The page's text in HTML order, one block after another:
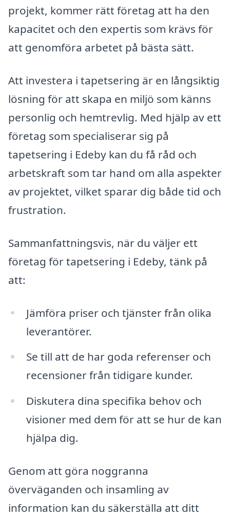
projekt, kommer rätt företag att ha den
kapacitet och den expertis som krävs för
att genomföra arbetet på bästa sätt.
Att investera i tapetsering är en långsiktig
lösning för att skapa en miljö som känns
personlig och hemtrevlig. Med hjälp av ett
företag som specialiserar sig på
tapetsering i Edeby kan du få råd och
arbetskraft som tar hand om alla aspekter
av projektet, vilket sparar dig både tid och
frustration.
Sammanfattningsvis, när du väljer ett
företag för tapetsering i Edeby, tänk på
att:
Jämföra priser och tjänster från olika
leverantörer.
Se till att de har goda referenser och
recensioner från tidigare kunder.
Diskutera dina specifika behov och
visioner med dem för att se hur de kan
hjälpa dig.
Genom att göra noggranna
överväganden och insamling av
information kan du säkerställa att ditt